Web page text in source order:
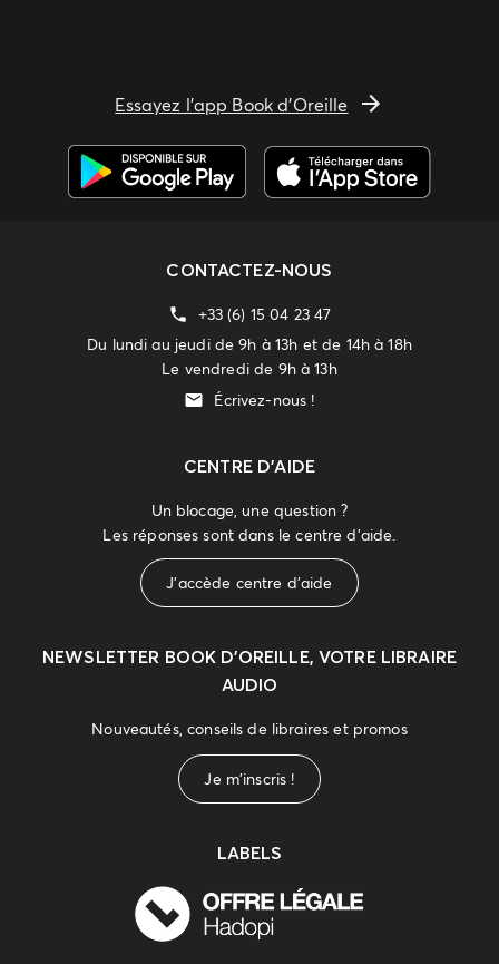
Essayez l'app Book d'Oreille
CONTACTEZ-NOUS
+33 (6) 15 04 23 47
Du lundi au jeudi de 9h à 13h et de 14h à 18h
Le vendredi de 9h à 13h
Écrivez-nous !
CENTRE D'AIDE
Un blocage, une question ?
Les réponses sont dans le centre d'aide.
J'accède centre d'aide
NEWSLETTER BOOK D’OREILLE, VOTRE LIBRAIRE
AUDIO
Nouveautés, conseils de libraires et promos
Je m'inscris !
LABELS